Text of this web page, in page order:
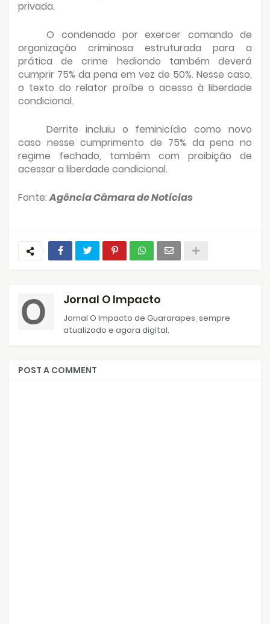
privada.
O condenado por exercer comando de
organização criminosa estruturada para a
prática de crime hediondo também deverá
cumprir 75% da pena em vez de 50%. Nesse caso,
o texto do relator proíbe o acesso à liberdade
condicional.
Derrite incluiu o feminicídio como novo
caso nesse cumprimento de 75% da pena no
regime fechado, também com proibição de
acessar a liberdade condicional.
Fonte:Agência Câmara de Notícias
Jornal O Impacto
Jornal O Impacto de Guararapes, sempre
atualizado e agora digital.
POST A COMMENT